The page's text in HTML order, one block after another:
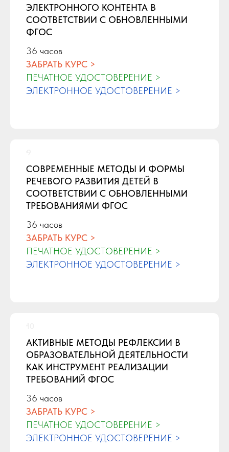
ЭЛЕКТРОННОГО КОНТЕНТА В
СООТВЕТСТВИИ С ОБНОВЛЕННЫМИ
ФГОС
36 часов
ЗАБРАТЬ КУРС >
ПЕЧАТНОЕ УДОСТОВЕРЕНИЕ >
ЭЛЕКТРОННОЕ УДОСТОВЕРЕНИЕ >
СОВРЕМЕННЫЕ МЕТОДЫ И ФОРМЫ
РЕЧЕВОГО РАЗВИТИЯ ДЕТЕЙ В
СООТВЕТСТВИИ С ОБНОВЛЕННЫМИ
ТРЕБОВАНИЯМИ ФГОС
36 часов
ЗАБРАТЬ КУРС >
ПЕЧАТНОЕ УДОСТОВЕРЕНИЕ >
ЭЛЕКТРОННОЕ УДОСТОВЕРЕНИЕ >
АКТИВНЫЕ МЕТОДЫ РЕФЛЕКСИИ В
ОБРАЗОВАТЕЛЬНОЙ ДЕЯТЕЛЬНОСТИ
КАК ИНСТРУМЕНТ РЕАЛИЗАЦИИ
ТРЕБОВАНИЙ ФГОС
36 часов
ЗАБРАТЬ КУРС >
ПЕЧАТНОЕ УДОСТОВЕРЕНИЕ >
ЭЛЕКТРОННОЕ УДОСТОВЕРЕНИЕ >